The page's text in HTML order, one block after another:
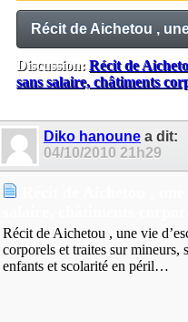
Discussion: Récit de
sans salaire, châtiments
Diko hanoune a dit:
04/10/2010 21h29
Récit de Aichetou , une vie
corporels et traites sur mineurs,
enfants et scolarité en péril…